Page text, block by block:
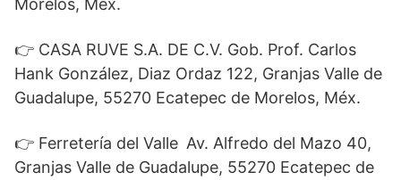
Morelos, Méx.
👉 CASA RUVE S.A. DE C.V. Gob. Prof. Carlos
Hank González, Diaz Ordaz 122, Granjas Valle de
Guadalupe, 55270 Ecatepec de Morelos, Méx.
👉 Ferretería del Valle Av. Alfredo del Mazo 40,
Granjas Valle de Guadalupe, 55270 Ecatepec de